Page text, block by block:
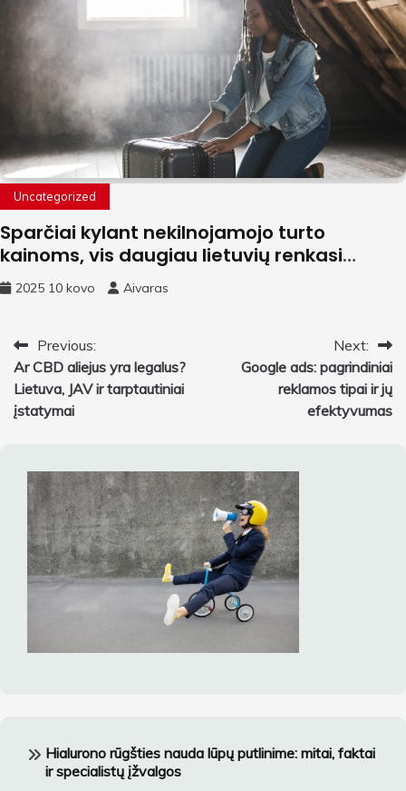
Uncategorized
Sparčiai kylant nekilnojamojo turto
kainoms, vis daugiau lietuvių renkasi
gyvenimą užsienyje – kaip persikraustyti
be streso?
2025 10 kovo Aivaras
Navigacija
tarp
įrašų
Previous:
Ar CBD aliejus yra legalus?
Lietuva, JAV ir tarptautiniai
įstatymai
Next:
Google ads: pagrindiniai
reklamos tipai ir jų
efektyvumas
Hialurono rūgšties nauda lūpų putlinime: mitai, faktai
ir specialistų įžvalgos